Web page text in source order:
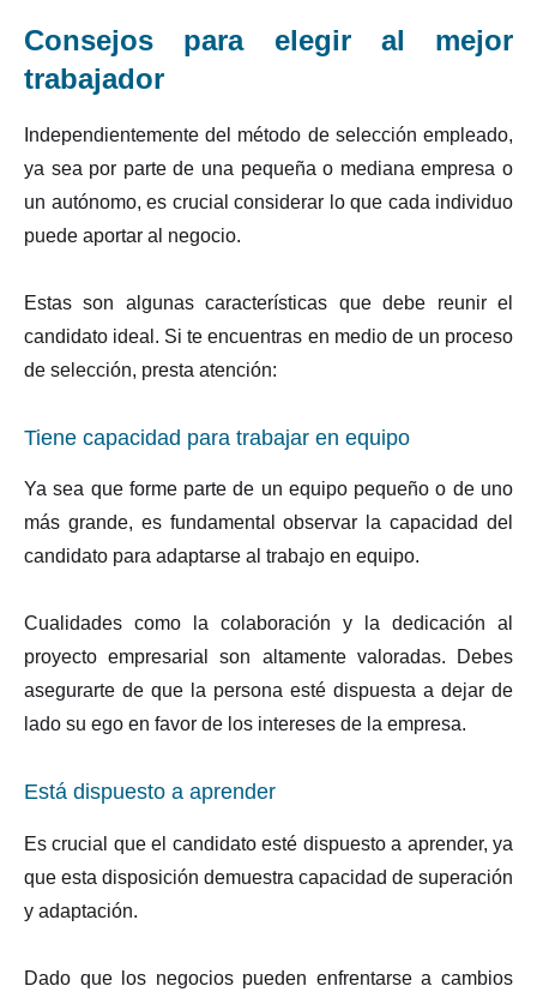
Consejos para elegir al mejor
trabajador
Independientemente del método de selección empleado,
ya sea por parte de una pequeña o mediana empresa o
un autónomo, es crucial considerar lo que cada individuo
puede aportar al negocio.
Estas son algunas características que debe reunir el
candidato ideal. Si te encuentras en medio de un proceso
de selección, presta atención:
Tiene capacidad para trabajar en equipo
Ya sea que forme parte de un equipo pequeño o de uno
más grande, es fundamental observar la capacidad del
candidato para adaptarse al trabajo en equipo.
Cualidades como la colaboración y la dedicación al
proyecto empresarial son altamente valoradas. Debes
asegurarte de que la persona esté dispuesta a dejar de
lado su ego en favor de los intereses de la empresa.
Está dispuesto a aprender
Es crucial que el candidato esté dispuesto a aprender, ya
que esta disposición demuestra capacidad de superación
y adaptación.
Dado que los negocios pueden enfrentarse a cambios